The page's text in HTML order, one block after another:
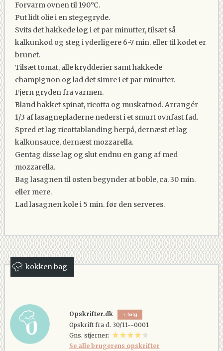
Forvarm ovnen til 190°C.
Put lidt olie i en stegegryde.
Svits det hakkede løg i et par minutter, tilsæt så
kalkunkød og steg i yderligere 6-7 min. eller til kødet er
brunet.
Tilsæt tomat, alle krydderier samt hakkede
champignon og lad det simre i et par minutter.
Fjern gryden fra varmen.
Bland hakket spinat, ricotta og muskatnød. Arrangér
1/3 af lasagnepladerne nederst i et smurt ovnfast fad.
Spred et lag ricottablanding herpå, dernæst et lag
kalkunsauce, dernæst mozzarella.
Gentag disse lag og slut endnu en gang af med
mozzarella.
Bag lasagnen til osten begynder at boble, ca. 30 min.
eller mere.
Lad lasagnen køle i 5 min. før den serveres.
kokken bag
Opskrifter.dk følg
Opskrift fra d. 30/11--0001
Gns. stjerner:
Se alle brugerens opskrifter